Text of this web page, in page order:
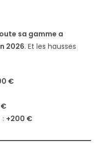
sa gamme a
2026. Et les hausses
€
€
: +200 €